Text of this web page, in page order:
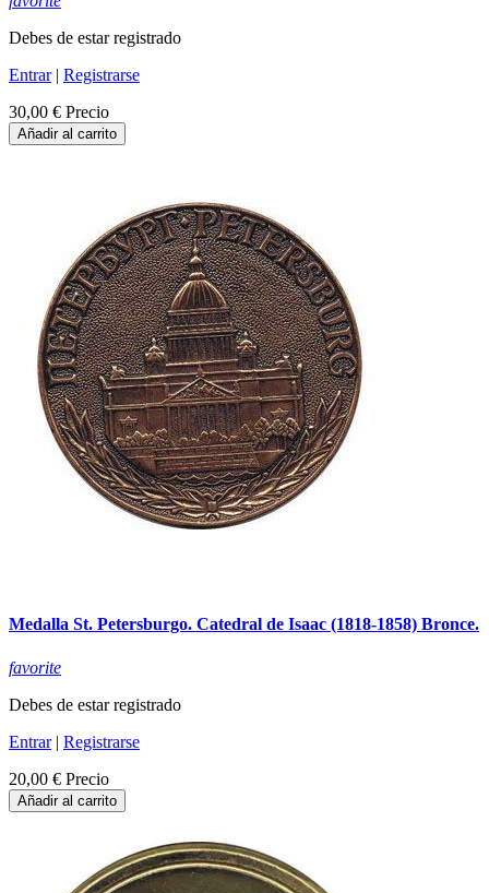
Debes de estar registrado
Entrar| Registrarse
30,00 € Precio
Añadir al carrito
Medalla St. Petersburgo. Catedral de Isaac (1818-1858) Bronce.
favorite
Debes de estar registrado
Entrar| Registrarse
20,00 € Precio
Añadir al carrito